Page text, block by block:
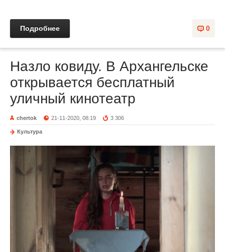
0
Подробнее
Назло ковиду. В Архангельске
открывается бесплатный
уличный кинотеатр
chertok 21-11-2020, 08:19 3 306
Культура